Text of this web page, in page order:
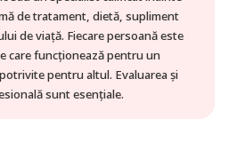
de tratament, dietă, supliment
de viață. Fiecare persoană este
care funcționează pentru un
pentru altul. Evaluarea și
sunt esențiale.